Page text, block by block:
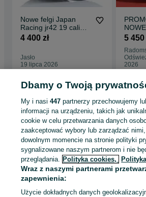
Nowe felgi Japan
Racing jr42 19 cali
5x112 9.5j et42
a6 a7
4 400 zł
Jasło
19 lipca 2026
5x112
5 450
2026
Strona główna Motoryzacja Opony i Felgi Felgi
- Perzów
KATEGORIA
926406083
Zadzwoń / SMS
Dbamy o Twoją
My i nasi447 partnerzy przechowujemy
informacji na urządzeniu, takich jak
cookie w celu przetwarzania danych
zaakceptować wybory lub zarządzać
dowolnym momencie na stronie polityki
sygnalizowane naszym partnerom i nie
przeglądania. Polityka cookies,
Wraz z naszymi partnerami
zapewnienia:
Użycie dokładnych danych